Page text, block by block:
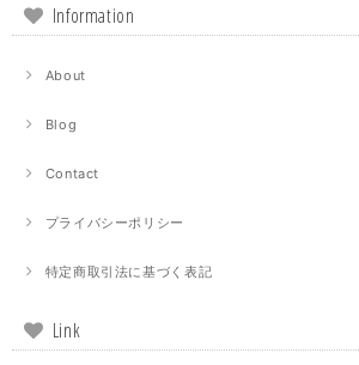
Information
About
Blog
Contact
プライバシーポリシー
特定商取引法に基づく表記
Link